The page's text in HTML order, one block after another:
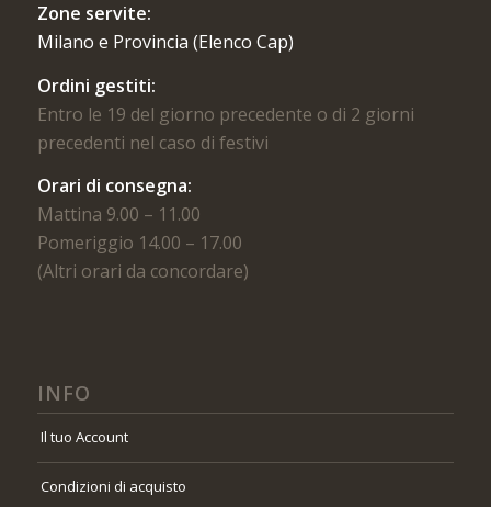
Zone servite:
Milano e Provincia (Elenco Cap)
Ordini gestiti:
Entro le 19 del giorno precedente o di 2 giorni
precedenti nel caso di festivi
Orari di consegna:
Mattina 9.00 – 11.00
Pomeriggio 14.00 – 17.00
(Altri orari da concordare)
INFO
Il tuo Account
Condizioni di acquisto